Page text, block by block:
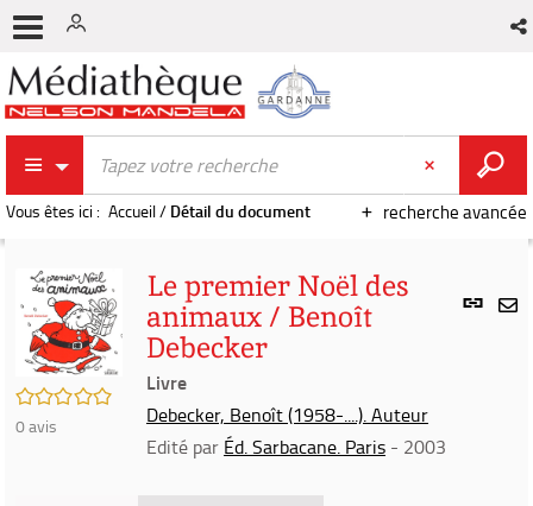
recherche avancée
Vous êtes ici : Accueil/ Détail du document
Lien
/5
0avis
Le premier Noël des
animaux / Benoît
Debecker
Livre
Debecker, Benoît (1958-....). Auteur
Edité par Éd. Sarbacane. Paris - 2003